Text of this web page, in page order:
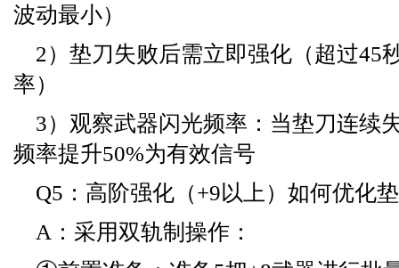
波动最小）
2）垫刀失败后需立即强化（超过45
率）
3）观察武器闪光频率：当垫刀连续
频率提升50%为有效信号
Q5：高阶强化（+9以上）如何优化
A：采用双轨制操作：